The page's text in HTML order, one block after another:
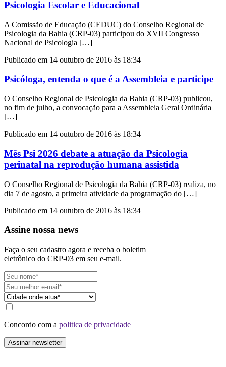
Psicologia Escolar e Educacional
A Comissão de Educação (CEDUC) do Conselho Regional de
Psicologia da Bahia (CRP-03) participou do XVII Congresso
Nacional de Psicologia […]
Publicado em 14 outubro de 2016 às 18:34
Psicóloga, entenda o que é a Assembleia e participe
O Conselho Regional de Psicologia da Bahia (CRP-03) publicou,
no fim de julho, a convocação para a Assembleia Geral Ordinária
[…]
Publicado em 14 outubro de 2016 às 18:34
Mês Psi 2026 debate a atuação da Psicologia
perinatal na reprodução humana assistida
O Conselho Regional de Psicologia da Bahia (CRP-03) realiza, no
dia 7 de agosto, a primeira atividade da programação do […]
Publicado em 14 outubro de 2016 às 18:34
Assine nossa news
Faça o seu cadastro agora e receba o boletim
eletrônico do CRP-03 em seu e-mail.
Concordo com a politica de privacidade